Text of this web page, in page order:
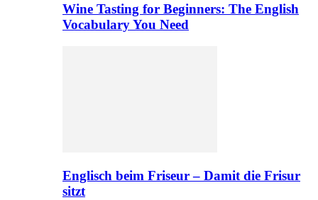
Wine Tasting for Beginners: The English
Vocabulary You Need
Englisch beim Friseur – Damit die Frisur
sitzt